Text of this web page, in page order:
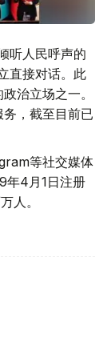
听人民呼声的
直接对话。此
治立场之一。
，截至目前已
等社交媒体
年4月1日注册
人。